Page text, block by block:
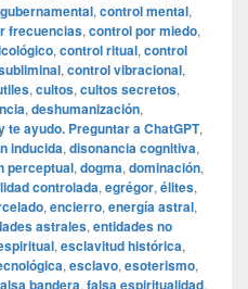
, control mental,
frecuencias, control por miedo,
, control ritual, control
, control vibracional,
, cultos, cultos secretos,
, deshumanización,
te ayudo. Preguntar a ChatGPT,
inducida, disonancia cognitiva,
perceptual, dogma, dominación,
controlada, egrégor, élites,
, encierro, energía astral,
astrales, entidades no
, esclavitud histórica,
, esclavo, esoterismo,
bandera, falsa espiritualidad,